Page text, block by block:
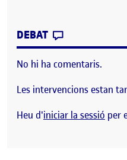
DEBAT
No hi ha comentaris.
Les intervencions estan
Heu d'iniciar la sessió per